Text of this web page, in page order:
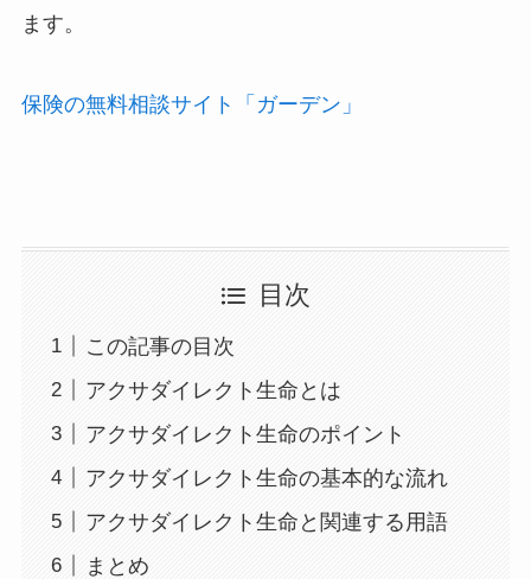
ます。
保険の無料相談サイト「ガーデン」
目次
この記事の目次
アクサダイレクト生命とは
アクサダイレクト生命のポイント
アクサダイレクト生命の基本的な流れ
アクサダイレクト生命と関連する用語
まとめ